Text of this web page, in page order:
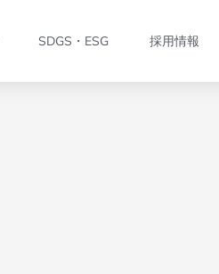
SDGS・ESG 採用情報